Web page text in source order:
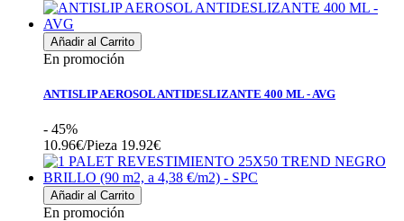
Añadir al Carrito
En promoción
ANTISLIP AEROSOL ANTIDESLIZANTE 400 ML - AVG
- 45%
10.96€/Pieza 19.92€
Añadir al Carrito
En promoción